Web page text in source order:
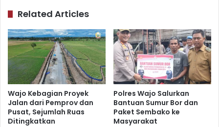
Related Articles
Wajo Kebagian Proyek
Jalan dari Pemprov dan
Pusat, Sejumlah Ruas
Ditingkatkan
Polres Wajo Salurkan
Bantuan Sumur Bor dan
Paket Sembako ke
Masyarakat